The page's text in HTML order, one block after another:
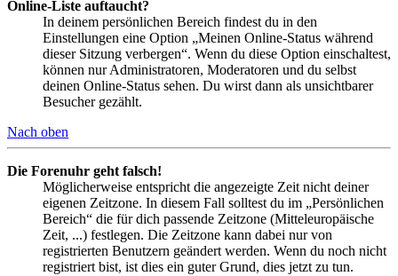
Online-Liste auftaucht?
In deinem persönlichen Bereich findest du in den
Einstellungen eine Option „Meinen Online-Status während
dieser Sitzung verbergen“. Wenn du diese Option einschaltest,
können nur Administratoren, Moderatoren und du selbst
deinen Online-Status sehen. Du wirst dann als unsichtbarer
Besucher gezählt.
Nach oben
Die Forenuhr geht falsch!
Möglicherweise entspricht die angezeigte Zeit nicht deiner
eigenen Zeitzone. In diesem Fall solltest du im „Persönlichen
Bereich“ die für dich passende Zeitzone (Mitteleuropäische
Zeit, ...) festlegen. Die Zeitzone kann dabei nur von
registrierten Benutzern geändert werden. Wenn du noch nicht
registriert bist, ist dies ein guter Grund, dies jetzt zu tun.